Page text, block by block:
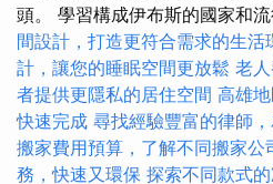
頭。 學習構成伊布斯的國家和
間設計，打造更符合需求的生活
計，讓您的睡眠空間更放鬆 老
者提供更隱私的居住空間 高雄
快速完成 尋找經驗豐富的律師
搬家費用預算，了解不同搬家公
務，快速又環保 探索不同款式